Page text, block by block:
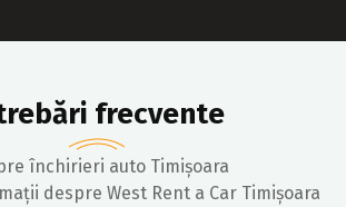
frecvente
închirieri auto Timișoara
despre West Rent a Car Timișoara